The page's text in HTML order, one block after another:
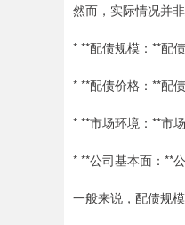
然而，实际情况并
* **配债规模：**配
* **配债价格：**配
* **市场环境：**市
* **公司基本面：**
一般来说，配债规